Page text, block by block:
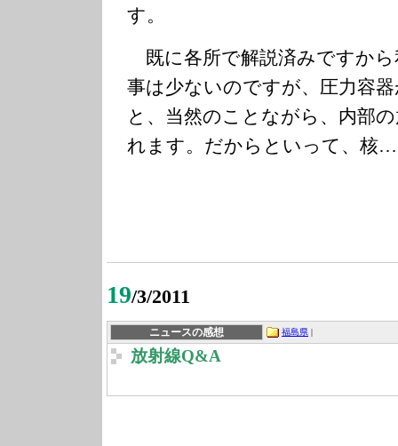
す。
既に各所で解説済みですか
事は少ないのですが、圧力容
と、当然のことながら、内部
れます。だからといって、核…
19/3/2011
ニュースの感想 福島県 |
放射線Q&A